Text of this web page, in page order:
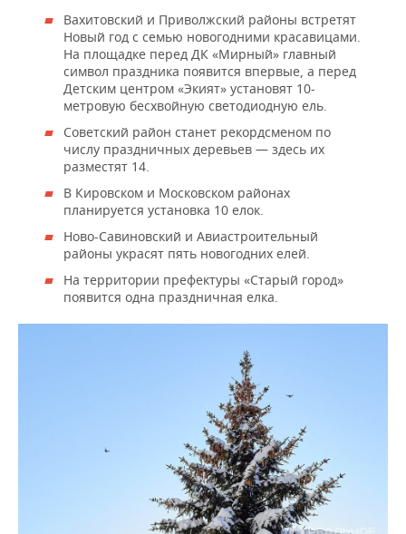
ХОККЕЙ С МЯЧОМ
ПРОИСШЕСТВИЯ
Вахитовский и Приволжский районы встретят
Новый год с семью новогодними красавицами.
На площадке перед ДК «Мирный» главный
символ праздника появится впервые, а перед
Детским центром «Экият» установят 10-
метровую бесхвойную светодиодную ель.
Советский район станет рекордсменом по
числу праздничных деревьев — здесь их
разместят 14.
В Кировском и Московском районах
планируется установка 10 елок.
Ново-Савиновский и Авиастроительный
районы украсят пять новогодних елей.
На территории префектуры «Старый город»
появится одна праздничная елка.